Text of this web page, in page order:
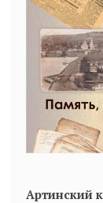
Артинский